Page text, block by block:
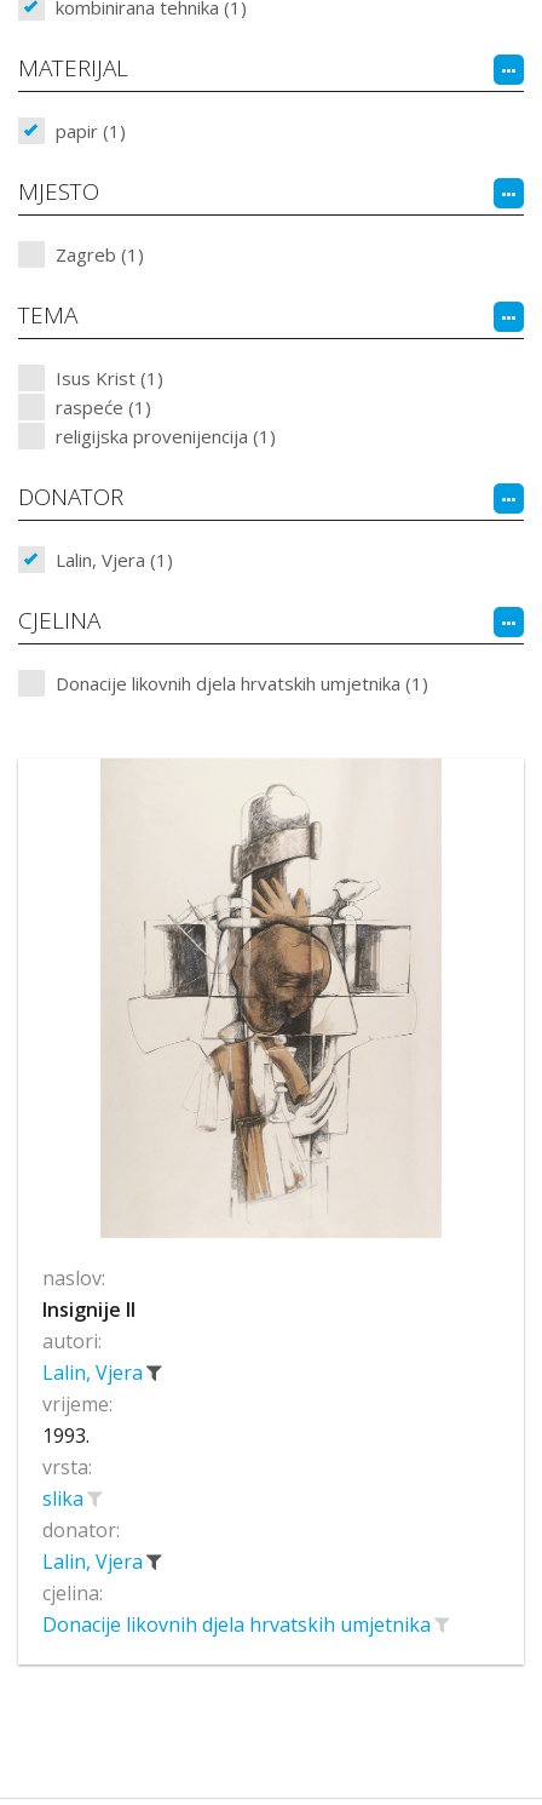
kombinirana tehnika (1)
MATERIJAL
papir (1)
MJESTO
Zagreb (1)
TEMA
Isus Krist (1)
raspeće (1)
religijska provenijencija (1)
DONATOR
Lalin, Vjera (1)
CJELINA
Donacije likovnih djela hrvatskih umjetnika (1)
naslov:
Insignije II
autori:
Lalin, Vjera
vrijeme:
1993.
vrsta:
slika
donator:
Lalin, Vjera
cjelina:
Donacije likovnih djela hrvatskih umjetnika